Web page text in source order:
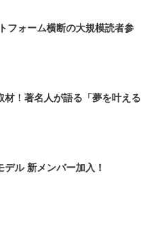
フォーム横断の大規模読者参
材！著名人が語る「夢を叶える
ル 新メンバー加入！